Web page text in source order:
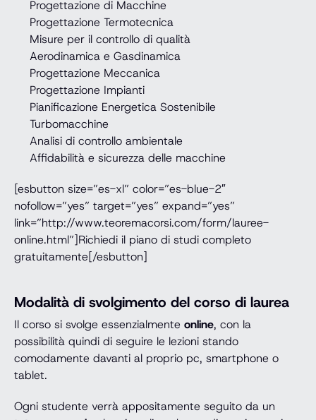
Progettazione di Macchine
Progettazione Termotecnica
Misure per il controllo di qualità
Aerodinamica e Gasdinamica
Progettazione Meccanica
Progettazione Impianti
Pianificazione Energetica Sostenibile
Turbomacchine
Analisi di controllo ambientale
Affidabilità e sicurezza delle macchine
[esbutton size=”es-xl” color=”es-blue-2″
nofollow=”yes” target=”yes” expand=”yes”
link=”http://www.teoremacorsi.com/form/lauree-
online.html”]Richiedi il piano di studi completo
gratuitamente[/esbutton]
Modalità di svolgimento del corso di laurea
Il corso si svolge essenzialmente online, con la
possibilità quindi di seguire le lezioni stando
comodamente davanti al proprio pc, smartphone o
tablet.
Ogni studente verrà appositamente seguito da un